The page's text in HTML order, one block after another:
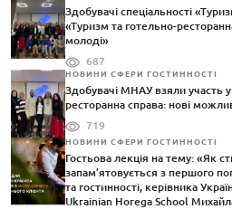
Здобувачі спеціальності
«Туризм та готельно-
молоді»
687
НОВИНИ СФЕРИ ГОСТИННОСТІ
Здобувачі МНАУ взяли участь
ресторанна справа: нові
719
НОВИНИ СФЕРИ ГОСТИННОСТІ
Гостьова лекція на тему: «Як
запам’ятовується з першого
та гостинності, керівника
Ukrainian Horega School